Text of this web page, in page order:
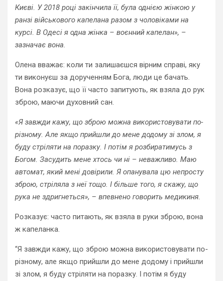
Києві. У 2018 році закінчила її, була однією жінкою у
ранзі військового капелана разом з чоловіками на
курсі. В Одесі я одна жінка – воєнний капелан», –
зазначає вона.
Олена вважає: коли ти залишаєшся вірним справі, яку
ти виконуєш за дорученням Бога, люди це бачать.
Вона розказує, що її часто запитують, як взяла до рук
зброю, маючи духовний сан.
«Я завжди кажу, що зброю можна використовувати по-
різному. Але якщо прийшли до мене додому зі злом, я
буду стріляти на поразку. І потім я розбиратимусь з
Богом. Засудить мене хтось чи ні – неважливо. Маю
автомат, який мені довірили. Я опанувала цю непросту
зброю, стріляла з неї тощо. І більше того, я скажу, що
рука не здригнеться», – впевнено говорить медикиня.
Розказує: часто питають, як взяла в руки зброю, вона
ж капеланка.
“Я завжди кажу, що зброю можна використовувати по-
різному, але якщо прийшли до мене додому і прийшли
зі злом, я буду стріляти на поразку. І потім я буду